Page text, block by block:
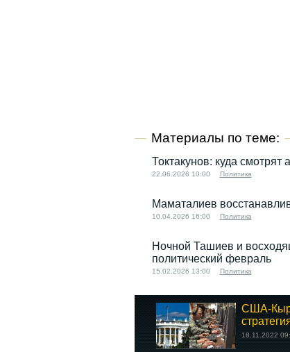
Материалы по теме:
Токтакунов: куда
22.06.2026 10:00 Политика
Маматалиев
10.04.2026 16:00 Политика
Ночной Ташиев и
политический февраль
15.02.2026 13:00 Политика
США-
18.11.2022